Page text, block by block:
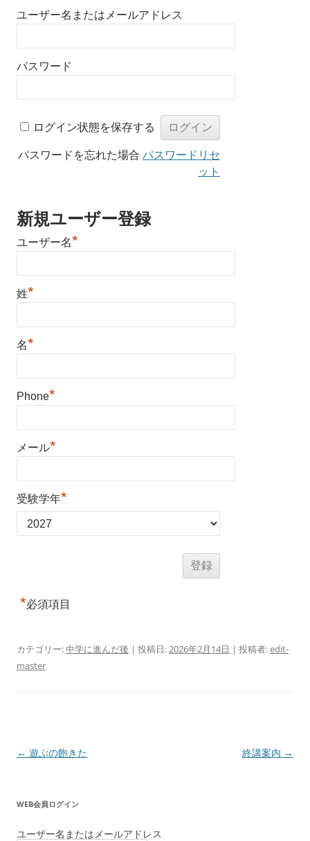
ユーザー名またはメールアドレス
パスワード
ログイン状態を保存する
パスワードを忘れた場合 パスワードリセ
ット
新規ユーザー登録
ユーザー名*
姓*
名*
Phone*
メール*
受験学年*
*必須項目
カテゴリー:中学に進んだ後 | 投稿日:2026年2月14日 | 投稿者:edit-
master
投
ビ
ゲ
← 遊ぶの飽きた 終講案内 →
WEB会員ログイン
ユーザー名またはメールアドレス